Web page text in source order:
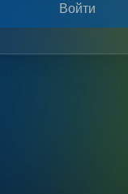
Войти